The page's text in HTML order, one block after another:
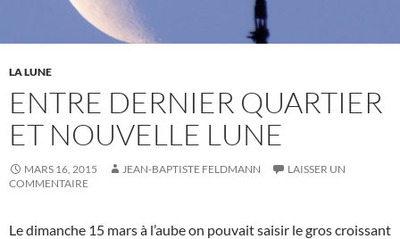
LA LUNE
ENTRE DERNIER QUARTIER
ET NOUVELLE LUNE
MARS 16, 2015 JEAN-BAPTISTE FELDMANN
LAISSER UN
COMMENTAIRE
Le dimanche 15 mars à l’aube on pouvait saisir le gros croissant